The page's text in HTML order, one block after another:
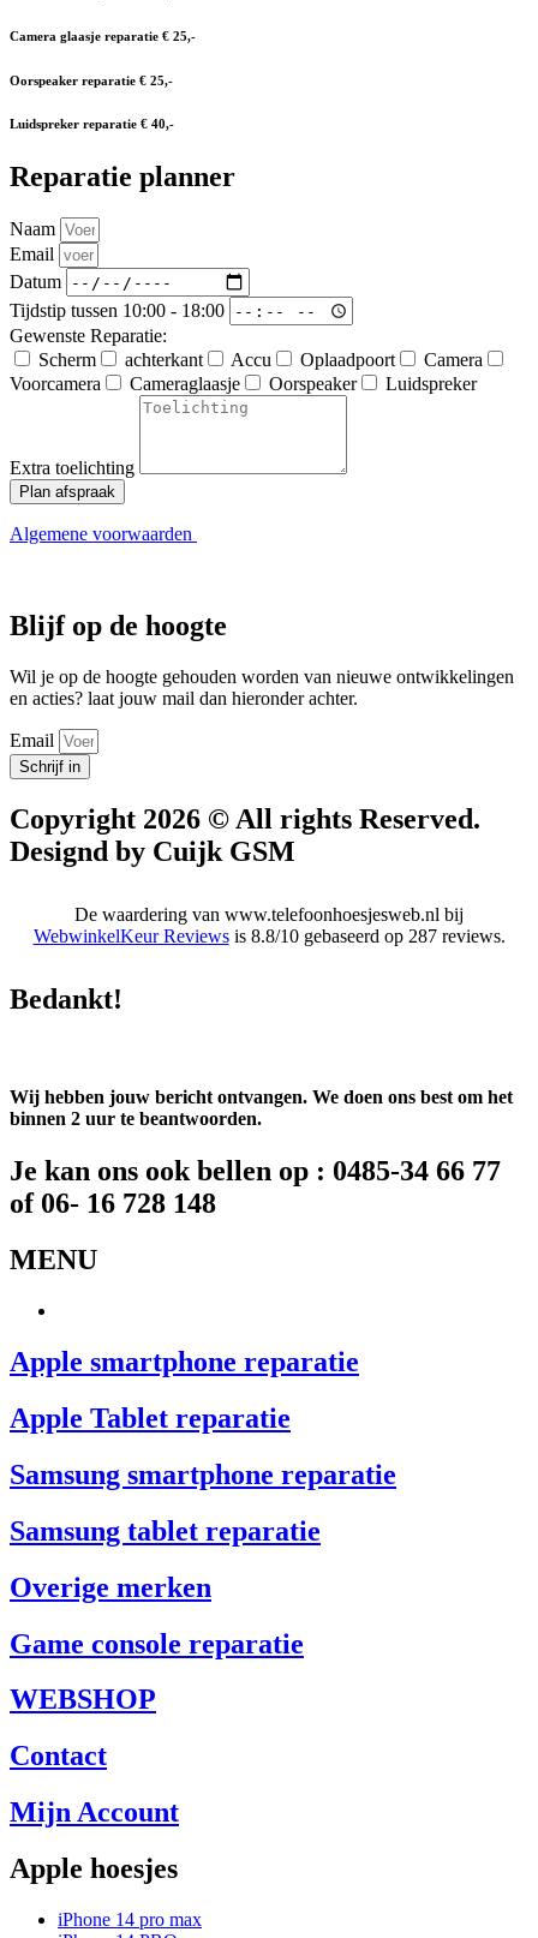
Camera glaasje reparatie € 25,-
Oorspeaker reparatie € 25,-
Luidspreker reparatie € 40,-
Reparatie planner
Naam
Email
Datum
Tijdstip tussen 10:00 - 18:00
Gewenste Reparatie:
Scherm
achterkant Accu Oplaadpoort
Camera
Voorcamera
Cameraglaasje Oorspeaker Luidspreker
Extra toelichting
Plan afspraak
Algemene voorwaarden
Blijf op de hoogte
Wil je op de hoogte gehouden worden van nieuwe ontwikkelingen
en acties? laat jouw mail dan hieronder achter.
Email
Schrijf in
Copyright 2026 © All rights Reserved.
Designd by Cuijk GSM
De waardering van www.telefoonhoesjesweb.nl bij
WebwinkelKeur Reviewsis 8.8/10 gebaseerd op 287 reviews.
Bedankt!
Wij hebben jouw bericht ontvangen. We doen ons best om het
binnen 2 uur te beantwoorden.
Je kan ons ook bellen op : 0485-34 66 77
of 06- 16 728 148
MENU
Apple smartphone reparatie
Apple Tablet reparatie
Samsung smartphone reparatie
Samsung tablet reparatie
Overige merken
Game console reparatie
WEBSHOP
Contact
Mijn Account
Apple hoesjes
iPhone 14 pro max